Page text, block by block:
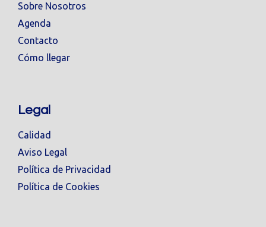
Sobre Nosotros
Agenda
Contacto
Cómo llegar
Legal
Calidad
Aviso Legal
Política de Privacidad
Política de Cookies